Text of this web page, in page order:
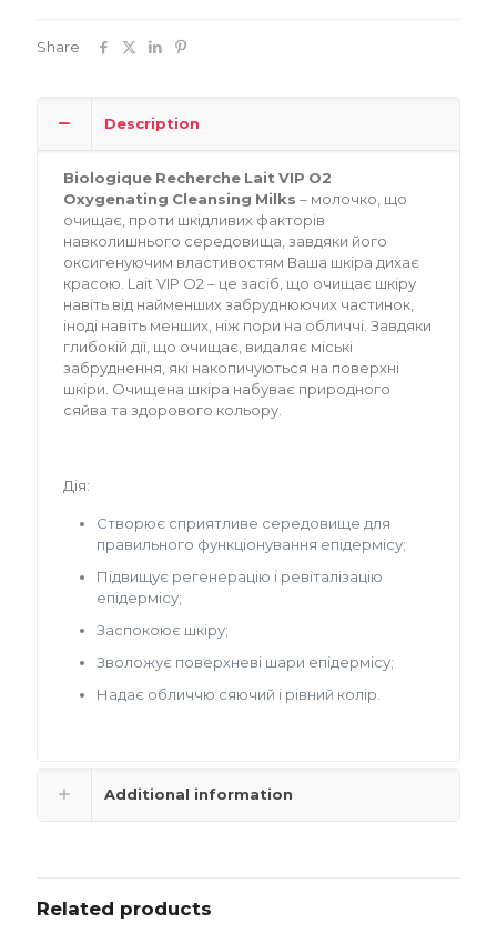
Share
Description
Biologique Recherche Lait VIP O2
Oxygenating Cleansing Milks – молочко, що
очищає, проти шкідливих факторів
навколишнього середовища, завдяки його
оксигенуючим властивостям Ваша шкіра дихає
красою. Lait VIP O2 – це засіб, що очищає шкіру
навіть від найменших забруднюючих частинок,
іноді навіть менших, ніж пори на обличчі. Завдяки
глибокій дії, що очищає, видаляє міські
забруднення, які накопичуються на поверхні
шкіри. Очищена шкіра набуває природного
сяйва та здорового кольору.
Дія:
Створює сприятливе середовище для
правильного функціонування епідермісу;
Підвищує регенерацію і ревіталізацію
епідермісу;
Заспокоює шкіру;
Зволожує поверхневі шари епідермісу;
Надає обличчю сяючий і рівний колір.
Additional information
Related products